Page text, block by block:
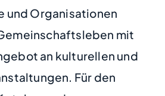
und Organisationen
mit
an kulturellen und
Für den